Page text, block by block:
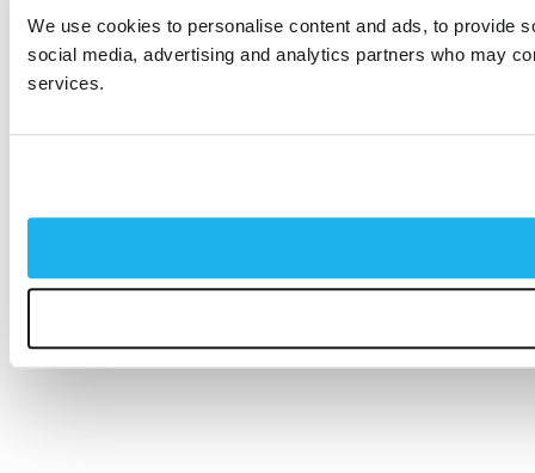
We use cookies to personalise content and ads, to provide
social media, advertising and analytics partners who may
services.